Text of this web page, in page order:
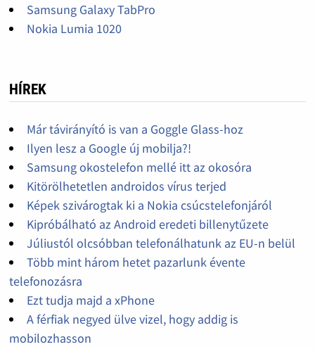
Samsung Galaxy TabPro
Nokia Lumia 1020
HÍREK
Már távirányító is van a Goggle Glass-hoz
Ilyen lesz a Google új mobilja?!
Samsung okostelefon mellé itt az okosóra
Kitörölhetetlen androidos vírus terjed
Képek szivárogtak ki a Nokia csúcstelefonjáról
Kipróbálható az Android eredeti billenytűzete
Júliustól olcsóbban telefonálhatunk az EU-n belül
Több mint három hetet pazarlunk évente
telefonozásra
Ezt tudja majd a xPhone
A férfiak negyed ülve vizel, hogy addig is
mobilozhasson